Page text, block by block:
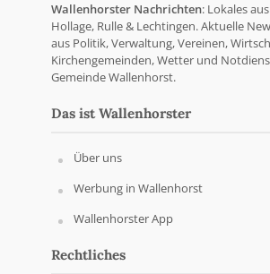
Wallenhorster Nachrichten: Lokales aus
Hollage, Rulle & Lechtingen. Aktuelle
aus Politik, Verwaltung, Vereinen,
Kirchengemeinden, Wetter und
Gemeinde Wallenhorst.
Das ist Wallenhorster
Über uns
Werbung in Wallenhorst
Wallenhorster App
Rechtliches